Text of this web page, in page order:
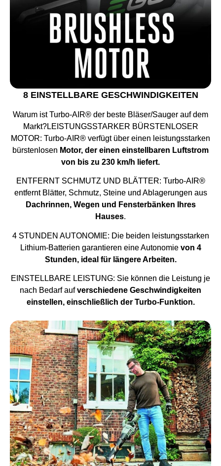
8 EINSTELLBARE GESCHWINDIGKEITEN
Warum ist Turbo-AIR® der beste Bläser/Sauger auf dem
Markt?LEISTUNGSSTARKER BÜRSTENLOSER
MOTOR: Turbo-AIR® verfügt über einen leistungsstarken
bürstenlosen Motor, der einen einstellbaren Luftstrom
von bis zu 230 km/h liefert.
ENTFERNT SCHMUTZ UND BLÄTTER: Turbo-AIR®
entfernt Blätter, Schmutz, Steine und Ablagerungen aus
Dachrinnen, Wegen und Fensterbänken Ihres
Hauses.
4 STUNDEN AUTONOMIE: Die beiden leistungsstarken
Lithium-Batterien garantieren eine Autonomie von 4
Stunden, ideal für längere Arbeiten.
EINSTELLBARE LEISTUNG: Sie können die Leistung je
nach Bedarf aufverschiedene Geschwindigkeiten
einstellen, einschließlich der Turbo-Funktion.